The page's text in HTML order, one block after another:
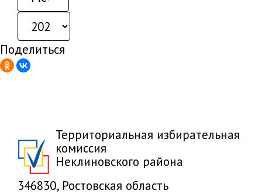
Поделиться
Территориальная избирательная
комиссия
Неклиновского района
346830, Ростовская область